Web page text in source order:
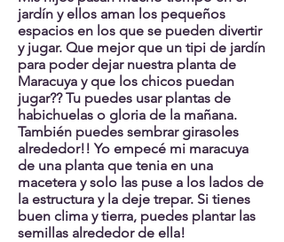
jardín y ellos aman los pequeños
espacios en los que se pueden divertir
y jugar. Que mejor que un tipi de jardín
para poder dejar nuestra planta de
Maracuya y que los chicos puedan
jugar?? Tu puedes usar plantas de
habichuelas o gloria de la mañana.
También puedes sembrar girasoles
alrededor!! Yo empecé mi maracuya
de una planta que tenia en una
macetera y solo las puse a los lados de
la estructura y la deje trepar. Si tienes
buen clima y tierra, puedes plantar las
semillas alrededor de ella!